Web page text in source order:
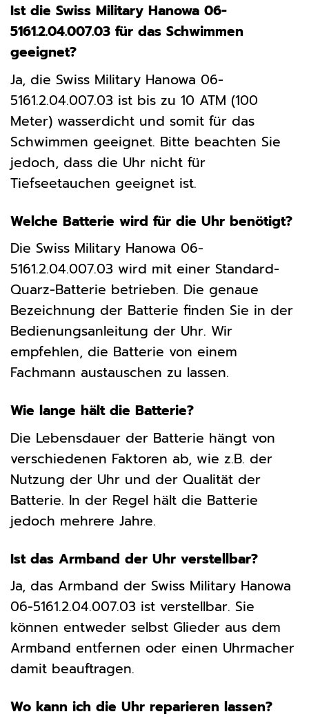
Ist die Swiss Military Hanowa 06-
5161.2.04.007.03 für das Schwimmen
geeignet?
Ja, die Swiss Military Hanowa 06-
5161.2.04.007.03 ist bis zu 10 ATM (100
Meter) wasserdicht und somit für das
Schwimmen geeignet. Bitte beachten Sie
jedoch, dass die Uhr nicht für
Tiefseetauchen geeignet ist.
Welche Batterie wird für die Uhr benötigt?
Die Swiss Military Hanowa 06-
5161.2.04.007.03 wird mit einer Standard-
Quarz-Batterie betrieben. Die genaue
Bezeichnung der Batterie finden Sie in der
Bedienungsanleitung der Uhr. Wir
empfehlen, die Batterie von einem
Fachmann austauschen zu lassen.
Wie lange hält die Batterie?
Die Lebensdauer der Batterie hängt von
verschiedenen Faktoren ab, wie z.B. der
Nutzung der Uhr und der Qualität der
Batterie. In der Regel hält die Batterie
jedoch mehrere Jahre.
Ist das Armband der Uhr verstellbar?
Ja, das Armband der Swiss Military Hanowa
06-5161.2.04.007.03 ist verstellbar. Sie
können entweder selbst Glieder aus dem
Armband entfernen oder einen Uhrmacher
damit beauftragen.
Wo kann ich die Uhr reparieren lassen?